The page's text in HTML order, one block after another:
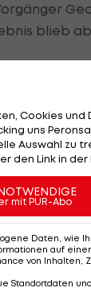
blieb
des
die
Klubs
"Dieser
gibt,
Cookies
uns
Auswahl zu
den Link in der
mit PUR-Abo
Daten, wie
auf
von Inhalten,
Standortdaten